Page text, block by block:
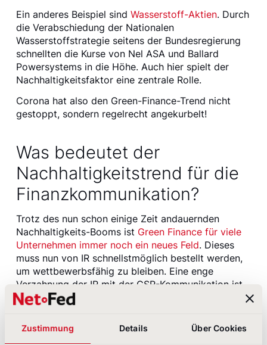
Zustimmung Details Über Cookies
Ein anderes Beispiel sind Wasserstoff-Aktien. Durch
die Verabschiedung der Nationalen
Wasserstoffstrategie seitens der Bundesregierung
schnellten die Kurse von Nel ASA und Ballard
Powersystems in die Höhe. Auch hier spielt der
Nachhaltigkeitsfaktor eine zentrale Rolle.
Corona hat also den Green-Finance-Trend nicht
gestoppt, sondern regelrecht angekurbelt!
Was bedeutet der
Nachhaltigkeitstrend für die
Finanzkommunikation?
Trotz des nun schon einige Zeit andauernden
Nachhaltigkeits-Booms ist Green Finance für viele
Unternehmen immer noch ein neues Feld. Dieses
muss nun von IR schnellstmöglich bestellt werden,
um wettbewerbsfähig zu bleiben. Eine enge
Verzahnung der IR mit der CSR-Kommunikation ist
demnach ein erster Schritt in die richtige Richtung.
Schub in der Nachhaltigkeitskommunikation nutzen
und sich verstärkt mit den bereits erarbeiteten